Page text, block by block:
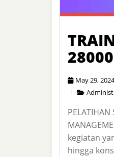
May 29, 2024
kegiatan
hingga